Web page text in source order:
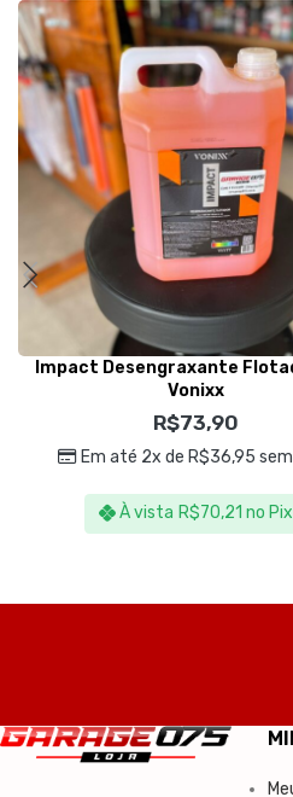
Impact Desengraxante
Vonixx
R$73,90
Em até 2x de R$36,95
À vista R$70,21 no Pix